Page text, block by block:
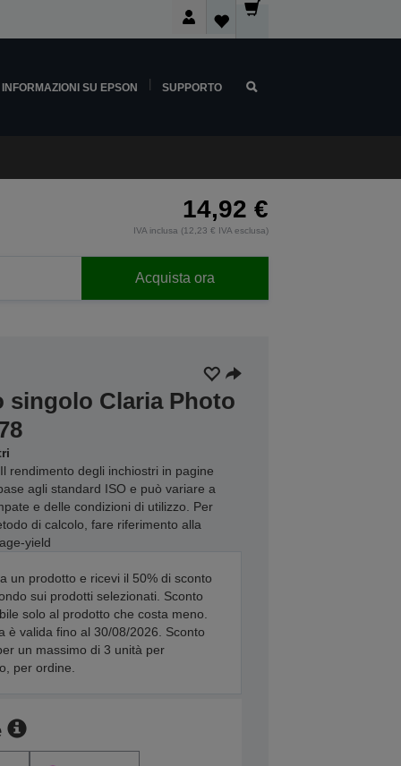
INFORMAZIONI SU EPSON SUPPORTO
14,92 €
IVA inclusa (12,23 € IVA esclusa)
Acquista ora
Claria Photo
rendimento degli inchiostri in pagine
agli standard ISO e può variare a
e delle condizioni di utilizzo. Per
di calcolo, fare riferimento alla
yield
un prodotto e ricevi il 50% di sconto
sui prodotti selezionati. Sconto
solo al prodotto che costa meno.
è valida fino al 30/08/2026. Sconto
un massimo di 3 unità per
per ordine.